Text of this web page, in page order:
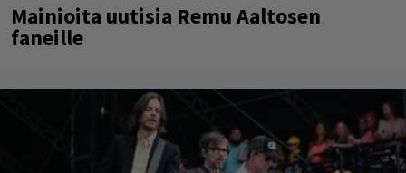
Mainioita uutisia Remu Aaltosen
faneille